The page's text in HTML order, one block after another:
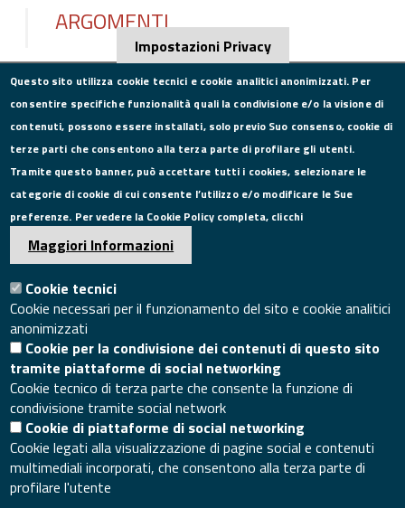
ARGOMENTI
CONTATTI
Via Roma, 75, 81100 Caserta
Tel. 0823249111
Pec:camera.commercio.caserta@ce.legalmail.camcom.it
Email:info@ce.camcom.it
DATI PER LA FATTURAZIONE
P.I. 00908580616
C.F. 80004270619
Codice Univoco Ufficio UFXYA1
SEGUICI SU
SITO WEB
Mappa del sito
Impostazioni Privacy
Questo sito utilizza cookie tecnici e cookie analitici anonimizzati. Per
consentire specifiche funzionalità quali la condivisione e/o la visione di
contenuti, possono essere installati, solo previo Suo consenso, cookie di
terze parti che consentono alla terza parte di profilare gli utenti.
Tramite questo banner, può accettare tutti i cookies, selezionare le
categorie di cookie di cui consente l’utilizzo e/o modificare le Sue
preferenze. Per vedere la Cookie Policy completa, clicchi
Maggiori Informazioni
Cookie tecnici
Cookie necessari per il funzionamento del sito e cookie analitici
anonimizzati
Cookie per la condivisione dei contenuti di questo sito
tramite piattaforme di social networking
Cookie tecnico di terza parte che consente la funzione di
condivisione tramite social network
Cookie di piattaforme di social networking
Cookie legati alla visualizzazione di pagine social e contenuti
multimediali incorporati, che consentono alla terza parte di
profilare l'utente